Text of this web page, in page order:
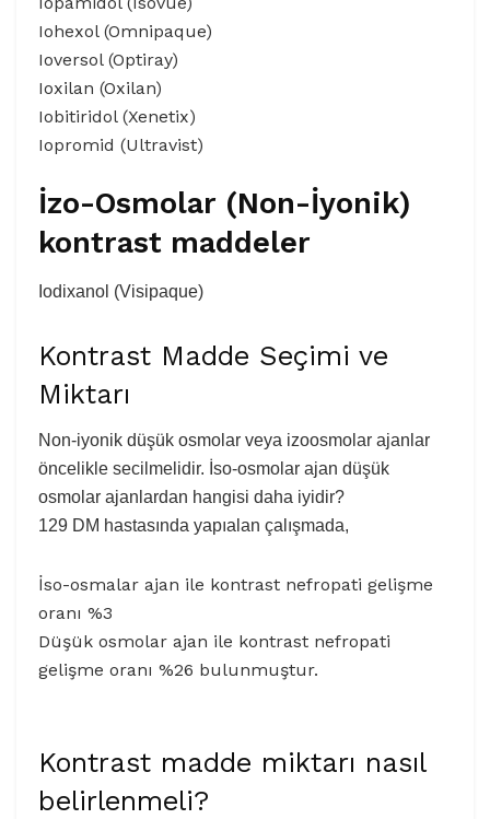
Iohexol (Omnipaque)
Ioversol (Optiray)
Ioxilan (Oxilan)
Iobitiridol (Xenetix)
Iopromid (Ultravist)
İzo-Osmolar (Non-İyonik)
kontrast maddeler
Iodixanol (Visipaque)
Kontrast Madde Seçimi ve
Miktarı
Non-iyonik düşük osmolar veya izoosmolar ajanlar
öncelikle secilmelidir. İso-osmolar ajan düşük
osmolar ajanlardan hangisi daha iyidir?
129 DM hastasında yapıalan çalışmada,
İso-osmalar ajan ile kontrast nefropati gelişme
oranı %3
Düşük osmolar ajan ile kontrast nefropati
gelişme oranı %26 bulunmuştur.
Kontrast madde miktarı nasıl
belirlenmeli?